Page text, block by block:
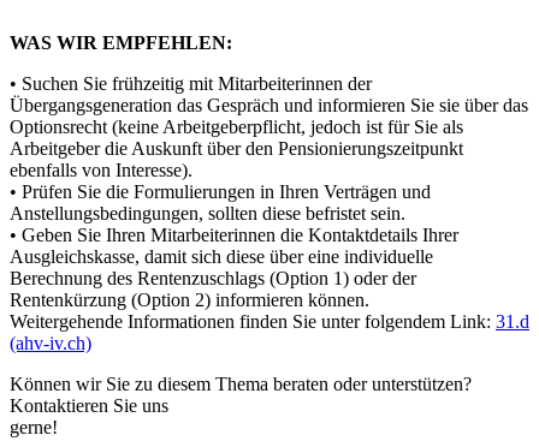
WAS WIR EMPFEHLEN:
• Suchen Sie frühzeitig mit Mitarbeiterinnen der
Übergangsgeneration das Gespräch und informieren Sie sie über das
Optionsrecht (keine Arbeitgeberpflicht, jedoch ist für Sie als
Arbeitgeber die Auskunft über den Pensionierungszeitpunkt
ebenfalls von Interesse).
• Prüfen Sie die Formulierungen in Ihren Verträgen und
Anstellungsbedingungen, sollten diese befristet sein.
• Geben Sie Ihren Mitarbeiterinnen die Kontaktdetails Ihrer
Ausgleichskasse, damit sich diese über eine individuelle
Berechnung des Rentenzuschlags (Option 1) oder der
Rentenkürzung (Option 2) informieren können.
Weitergehende Informationen finden Sie unter folgendem Link: 31.d
(ahv-iv.ch)
Können wir Sie zu diesem Thema beraten oder unterstützen?
Kontaktieren Sie uns
gerne!